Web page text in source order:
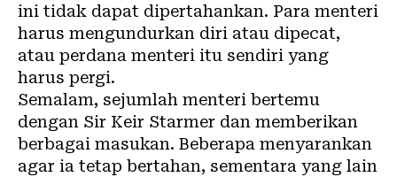
ini tidak dapat dipertahankan. Para menteri
harus mengundurkan diri atau dipecat,
atau perdana menteri itu sendiri yang
harus pergi.
Semalam, sejumlah menteri bertemu
dengan Sir Keir Starmer dan memberikan
berbagai masukan. Beberapa menyarankan
agar ia tetap bertahan, sementara yang lain